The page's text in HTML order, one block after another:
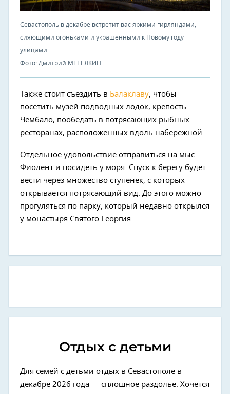
Севастополь в декабре встретит вас яркими гирляндами,
сияющими огоньками и украшенными к Новому году
улицами.
Фото: Дмитрий МЕТЕЛКИН
Также стоит съездить в Балаклаву, чтобы
посетить музей подводных лодок, крепость
Чембало, пообедать в потрясающих рыбных
ресторанах, расположенных вдоль набережной.
Отдельное удовольствие отправиться на мыс
Фиолент и посидеть у моря. Спуск к берегу будет
вести через множество ступенек, с которых
открывается потрясающий вид. До этого можно
прогуляться по парку, который недавно открылся
у монастыря Святого Георгия.
Отдых с детьми
Для семей с детьми отдых в Севастополе в
декабре 2026 года — сплошное раздолье. Хочется